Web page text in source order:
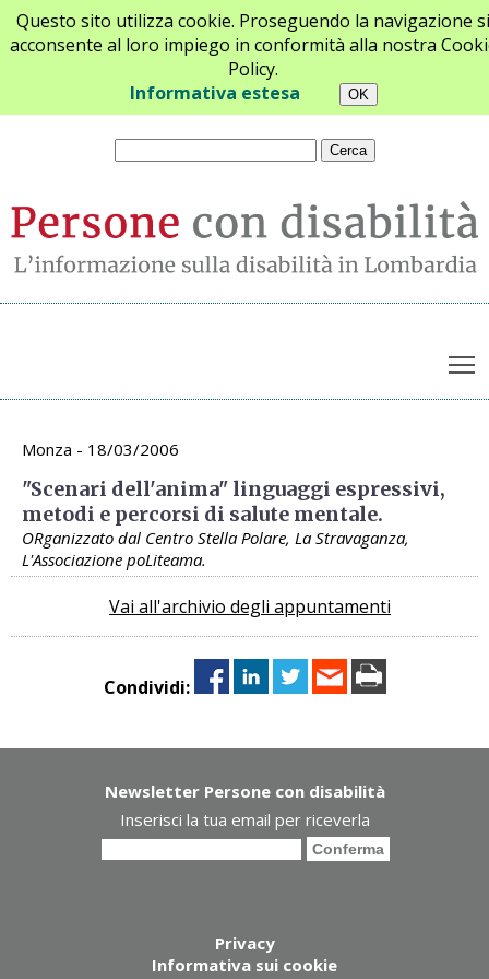
Questo sito utilizza cookie. Proseguendo la navigazione si
acconsente al loro impiego in conformità alla nostra
Policy.
Informativa estesa
Chi siamo Newsletter Contatti
Archivio appuntamenti
Monza - 18/03/2006
"Scenari dell'anima" linguaggi espressivi,
metodi e percorsi di salute mentale.
ORganizzato dal Centro Stella Polare, La Stravaganza,
L'Associazione poLiteama.
Vai all'archivio degli appuntamenti
Condividi:
Newsletter Persone con disabilità
Inserisci la tua email per riceverla
Privacy
Informativa sui cookie